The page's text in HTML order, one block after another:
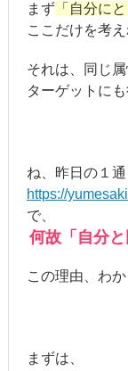
まず「自分にと
ここだけを考え
それは、同じ
ターゲットにも
ね、昨日の１通
https://
で、
何故「自分と
この理由、わか
まずは、